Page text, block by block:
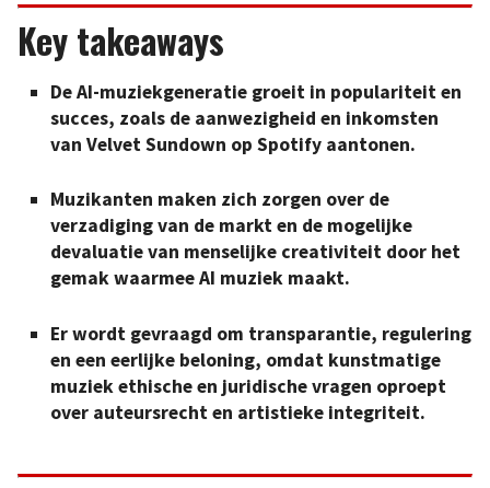
Key takeaways
De AI-muziekgeneratie groeit in populariteit en
succes, zoals de aanwezigheid en inkomsten
van Velvet Sundown op Spotify aantonen.
Muzikanten maken zich zorgen over de
verzadiging van de markt en de mogelijke
devaluatie van menselijke creativiteit door het
gemak waarmee AI muziek maakt.
Er wordt gevraagd om transparantie, regulering
en een eerlijke beloning, omdat kunstmatige
muziek ethische en juridische vragen oproept
over auteursrecht en artistieke integriteit.